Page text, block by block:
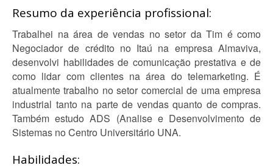
Resumo da experiência profissional:
Trabalhei na área de vendas no setor da Tim é como
Negociador de crédito no Itaú na empresa Almaviva,
desenvolvi habilidades de comunicação prestativa e de
como lidar com clientes na área do telemarketing. É
atualmente trabalho no setor comercial de uma empresa
industrial tanto na parte de vendas quanto de compras.
Também estudo ADS (Analise e Desenvolvimento de
Sistemas no Centro Universitário UNA.
Habilidades: